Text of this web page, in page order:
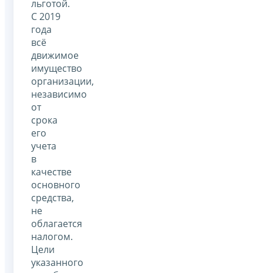
льготой.
С 2019
года
всё
движимое
имущество
организации,
независимо
от
срока
его
учета
в
качестве
основного
средства,
не
облагается
налогом.
Цели
указанного